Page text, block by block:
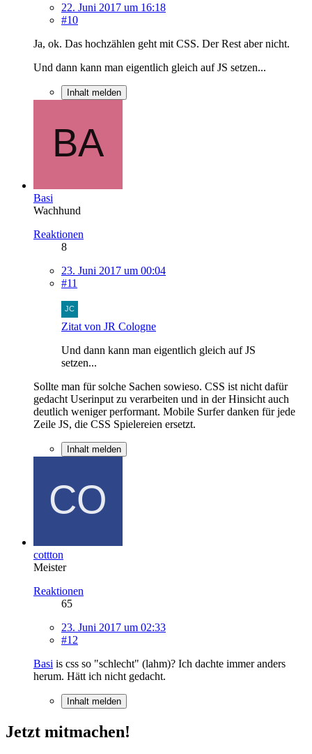
22. Juni 2017 um 16:18
#10
Ja, ok. Das hochzählen geht mit CSS. Der Rest aber nicht.
Und dann kann man eigentlich gleich auf JS setzen...
Inhalt melden
Basi
Wachhund
Reaktionen
8
23. Juni 2017 um 00:04
#11
Zitat von JR Cologne
Und dann kann man eigentlich gleich auf JS
setzen...
Sollte man für solche Sachen sowieso. CSS ist nicht dafür
gedacht Userinput zu verarbeiten und in der Hinsicht auch
deutlich weniger performant. Mobile Surfer danken für jede
Zeile JS, die CSS Spielereien ersetzt.
Inhalt melden
cottton
Meister
Reaktionen
65
23. Juni 2017 um 02:33
#12
Basi is css so "schlecht" (lahm)? Ich dachte immer anders
herum. Hätt ich nicht gedacht.
Inhalt melden
Jetzt mitmachen!